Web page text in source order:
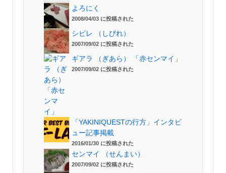
よろにく
2008/04/03 に投稿された
シビレ （しびれ）
2007/09/02 に投稿された
ギアラ （ぎあら） 「赤センマイ」
2007/09/02 に投稿された
「YAKINIQUESTの行方」インタビ
ュー記事掲載
2016/01/30 に投稿された
センマイ （せんまい）
2007/09/02 に投稿された